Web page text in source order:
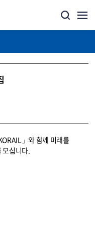
」와 함께 미래를
모십니다.